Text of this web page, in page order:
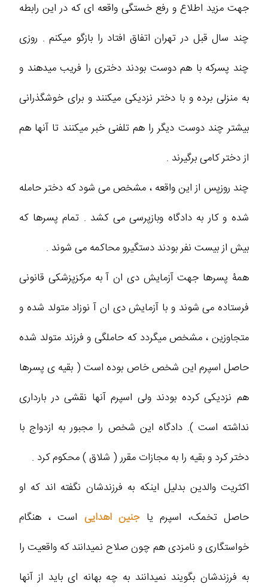
جهت مزید اطلاع و رفع خستگی واقعه ای که در این رابطه
چند سال قبل در تهران اتفاق افتاد را بازگو میکنم . روزی
چند پسرکه با هم دوست بودند دختری را فریب میدهند و
به منزلی برده و با دختر نزدیکی میکنند و برای خوشگذرانی
بیشتر چند دوست دیگر را هم تلفنی خبر میکنند تا آنها هم
از دختر کامی برگیرند .
چند روزپس از این واقعه ، مشخص می شود که دختر حامله
شده و کار به دادگاه وبازپرسی می کشد . تمام پسرها که
بیش از بیست نفر بودند دستگیرو محاکمه می شوند .
همۀ پسرها جهت آزمایش دی ان آ به مرکزپزشکی قانونی
فرستاده می شوند و با آزمایش دی ان آ نوزاد متولد شده و
متجاوزین ، مشخص میگردد که حاملگی و فرزند متولد شده
حاصل اسپرم این شخص خاص بوده است ( بقیه ی پسرها
هم نزدیکی کرده بودند ولی اسپرم آنها نقشی در بارداری
نداشته است ). دادگاه این شخص را مجبور به ازدواج با
دختر کرد و بقیه را به مجازات مقرر ( شلاق ) محکوم کرد .
اکثریت والدین بدلیل اینکه به فرزندشان نگفته اند که او
حاصل تخمک، اسپرم یاجنین اهدایی است ، هنگام
خواستگاری و نامزدی هم چون صلاح نمیدانند که واقعیت را
به فرزندشان بگویند نمیدانند به چه بهانه ای باید از آنها